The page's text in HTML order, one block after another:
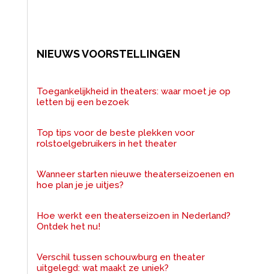
NIEUWS VOORSTELLINGEN
Toegankelijkheid in theaters: waar moet je op
letten bij een bezoek
Top tips voor de beste plekken voor
rolstoelgebruikers in het theater
Wanneer starten nieuwe theaterseizoenen en
hoe plan je je uitjes?
Hoe werkt een theaterseizoen in Nederland?
Ontdek het nu!
Verschil tussen schouwburg en theater
uitgelegd: wat maakt ze uniek?